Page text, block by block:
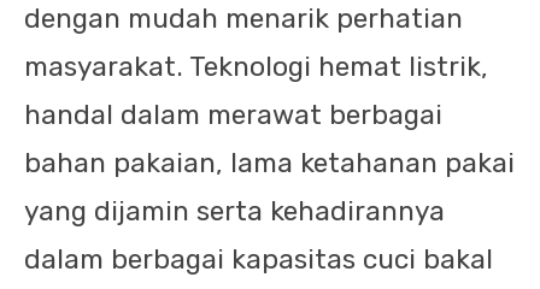
dengan mudah menarik perhatian
masyarakat. Teknologi hemat listrik,
handal dalam merawat berbagai
bahan pakaian, lama ketahanan pakai
yang dijamin serta kehadirannya
dalam berbagai kapasitas cuci bakal